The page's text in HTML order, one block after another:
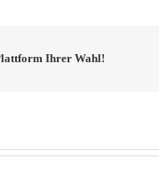
Ihrer Wahl!